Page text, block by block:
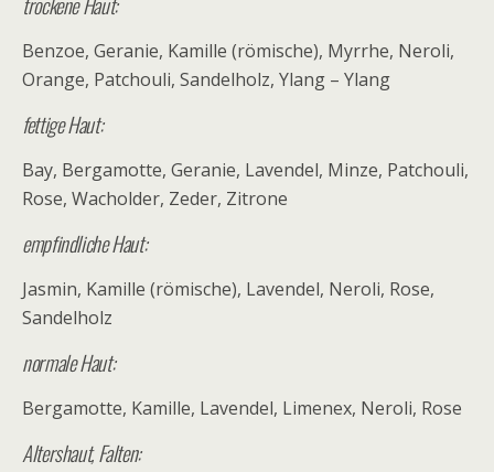
Benzoe, Geranie, Kamille (römische), Myrrhe, Neroli,
Orange, Patchouli, Sandelholz, Ylang – Ylang
fettige Haut:
Bay, Bergamotte, Geranie, Lavendel, Minze, Patchouli,
Rose, Wacholder, Zeder, Zitrone
empfindliche Haut:
Jasmin, Kamille (römische), Lavendel, Neroli, Rose,
Sandelholz
normale Haut:
Bergamotte, Kamille, Lavendel, Limenex, Neroli, Rose
Altershaut, Falten: